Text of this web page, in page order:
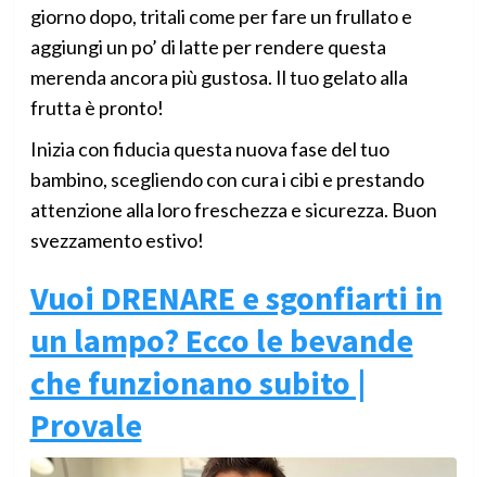
giorno dopo, tritali come per fare un frullato e
aggiungi un po’ di latte per rendere questa
merenda ancora più gustosa. Il tuo gelato alla
frutta è pronto!
Inizia con fiducia questa nuova fase del tuo
bambino, scegliendo con cura i cibi e prestando
attenzione alla loro freschezza e sicurezza. Buon
svezzamento estivo!
Vuoi DRENARE e sgonfiarti in
un lampo? Ecco le bevande
che funzionano subito |
Provale